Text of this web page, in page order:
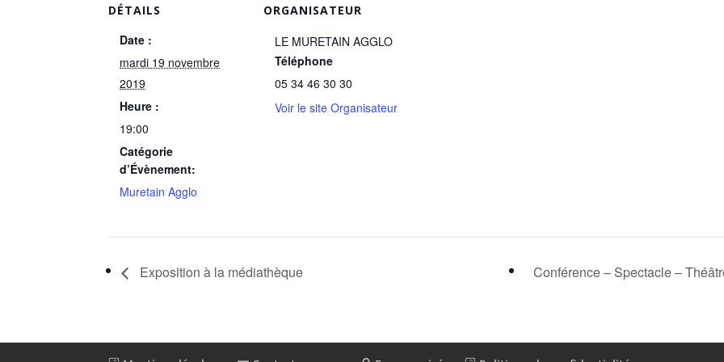
DÉTAILS
Date :
mardi 19 novembre
2019
Heure :
19:00
Catégorie
d’Évènement:
Muretain Agglo
ORGANISATEUR
LE MURETAIN AGGLO
Téléphone
05 34 46 30 30
Voir le site Organisateur
Exposition à la médiathèque Conférence – Spectacle –